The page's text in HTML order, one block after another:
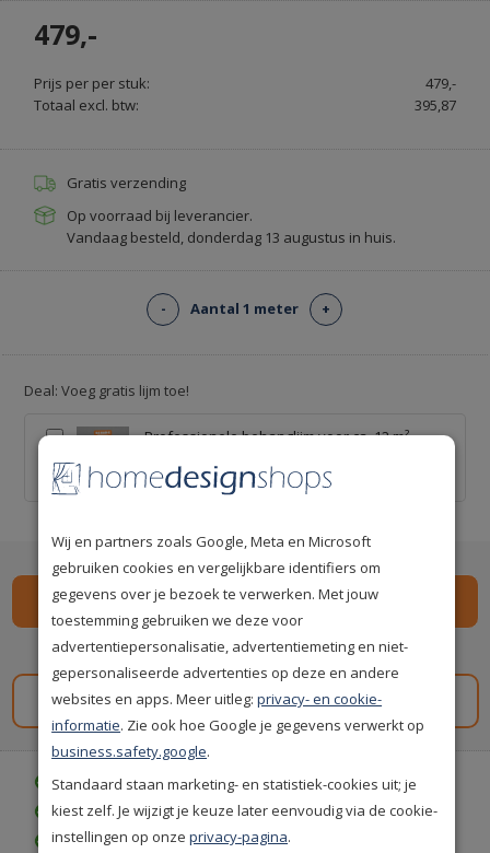
&
PURE.NL
479,-
Prijs per per stuk:
479,-
Totaal excl. btw:
395,87
Gratis verzending
Op voorraad bij leverancier.
Vandaag besteld, donderdag 13 augustus in huis.
- Aantal 1 meter +
Deal: Voeg gratis lijm toe!
Professionele behanglijm voor ca. 12 m² -
€ 20,00 € 0,00
Spaar479premium punten i
Gratis staal aanvragen
Gratis bezorgd vanaf € 35,-
Achteraf betalen is mogelijk
Gratis achteraf betalen
Wij en partners zoals Google, Meta en Microsoft
gebruiken cookies en vergelijkbare identifiers om
gegevens over je bezoek te verwerken. Met jouw
toestemming gebruiken we deze voor
advertentiepersonalisatie, advertentiemeting en niet-
gepersonaliseerde advertenties op deze en andere
websites en apps. Meer uitleg:privacy- en cookie-
informatie. Zie ook hoe Google je gegevens verwerkt op
business.safety.google.
Standaard staan marketing- en statistiek-cookies uit; je
kiest zelf. Je wijzigt je keuze later eenvoudig via de cookie-
instellingen op onzeprivacy-pagina.